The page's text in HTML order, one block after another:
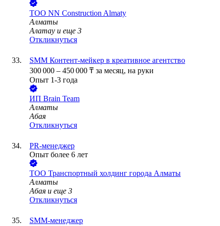
ТОО NN Construction Almaty
Алматы
Алатау и еще 3
Откликнуться
SMM Контент-мейкер в креативное агентство
300 000 – 450 000 ₸ за месяц, на руки
Опыт 1-3 года
ИП Brain Team
Алматы
Абая
Откликнуться
PR-менеджер
Опыт более 6 лет
ТОО Транспортный холдинг города Алматы
Алматы
Абая и еще 3
Откликнуться
SMM-менеджер